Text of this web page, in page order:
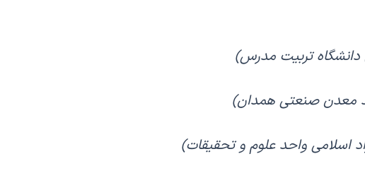
تربیت مدرس)
معدن صنعتی همدان)
اسلامی واحد علوم و تحقیقات)